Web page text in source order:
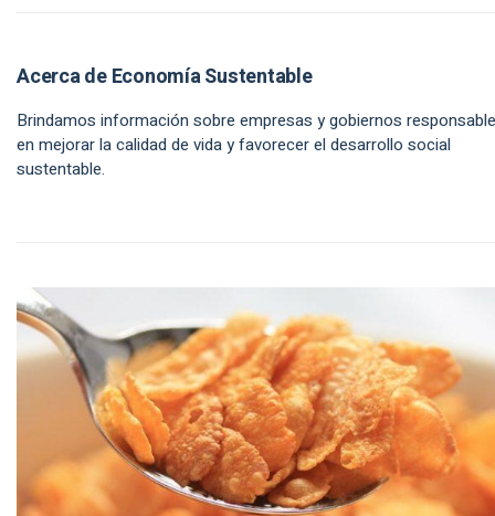
Acerca de Economía Sustentable
Brindamos información sobre empresas y gobiernos
en mejorar la calidad de vida y favorecer el desarrollo social
sustentable.